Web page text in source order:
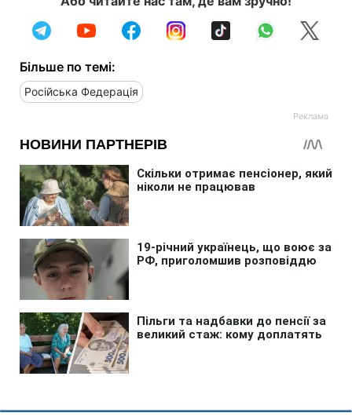
Більше по темі:
Російська Федерація